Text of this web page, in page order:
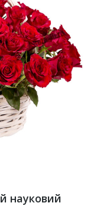
науковий